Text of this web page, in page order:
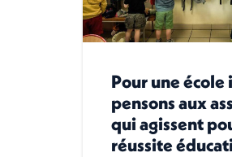
Pour une école
pensons aux
qui agissent
réussite